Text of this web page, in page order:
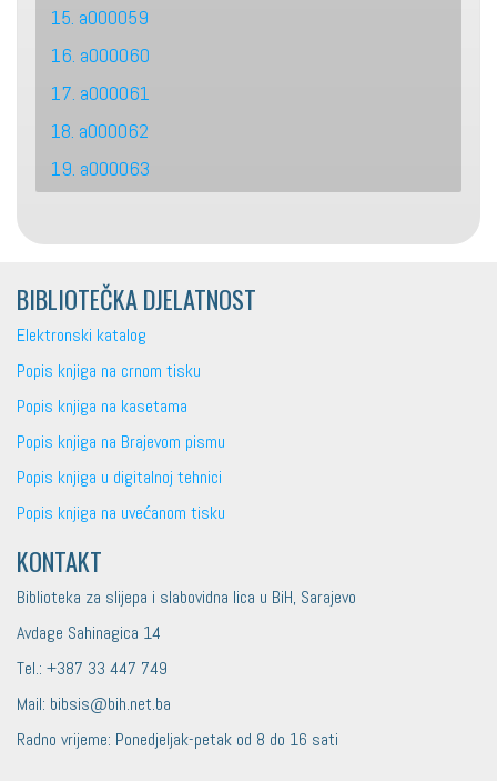
15. a000059
16. a000060
17. a000061
18. a000062
19. a000063
BIBLIOTEČKA DJELATNOST
Elektronski katalog
Popis knjiga na crnom tisku
Popis knjiga na kasetama
Popis knjiga na Brajevom pismu
Popis knjiga u digitalnoj tehnici
Popis knjiga na uvećanom tisku
KONTAKT
Biblioteka za slijepa i slabovidna lica u BiH, Sarajevo
Avdage Sahinagica 14
Tel.: +387 33 447 749
Mail: bibsis@bih.net.ba
Radno vrijeme: Ponedjeljak-petak od 8 do 16 sati